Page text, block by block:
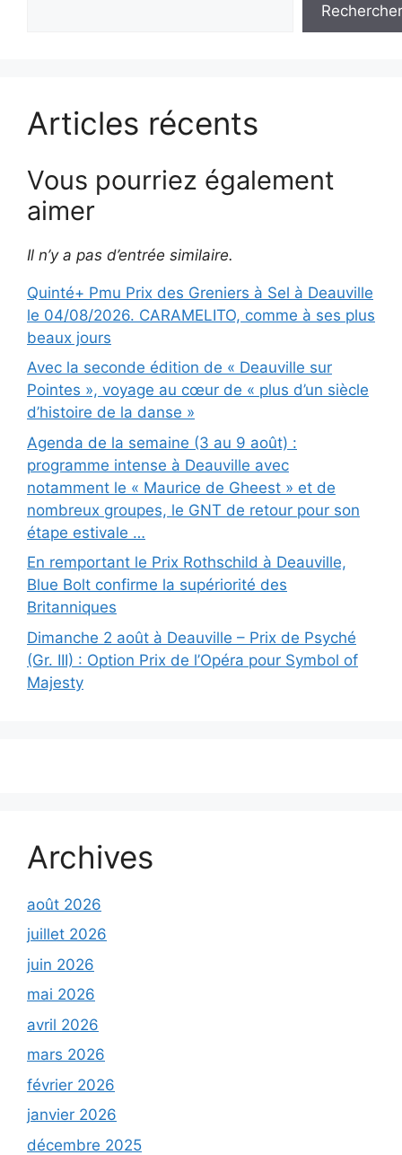
Rechercher
Articles récents
Vous pourriez également
aimer
Il n’y a pas d’entrée similaire.
Quinté+ Pmu Prix des Greniers à Sel à Deauville
le 04/08/2026. CARAMELITO, comme à ses plus
beaux jours
Avec la seconde édition de « Deauville sur
Pointes », voyage au cœur de « plus d’un siècle
d’histoire de la danse »
Agenda de la semaine (3 au 9 août) :
programme intense à Deauville avec
notamment le « Maurice de Gheest » et de
nombreux groupes, le GNT de retour pour son
étape estivale …
En remportant le Prix Rothschild à Deauville,
Blue Bolt confirme la supériorité des
Britanniques
Dimanche 2 août à Deauville – Prix de Psyché
(Gr. III) : Option Prix de l’Opéra pour Symbol of
Majesty
Archives
août 2026
juillet 2026
juin 2026
mai 2026
avril 2026
mars 2026
février 2026
janvier 2026
décembre 2025